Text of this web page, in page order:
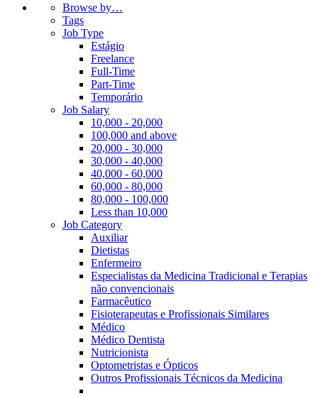
Browse by…
Tags
Job Type
Estágio
Freelance
Full-Time
Part-Time
Temporário
Job Salary
10,000 - 20,000
100,000 and above
20,000 - 30,000
30,000 - 40,000
40,000 - 60,000
60,000 - 80,000
80,000 - 100,000
Less than 10,000
Job Category
Auxiliar
Dietistas
Enfermeiro
Especialistas da Medicina Tradicional e Terapias
não convencionais
Farmacêutico
Fisioterapeutas e Profissionais Similares
Médico
Médico Dentista
Nutricionista
Optometristas e Ópticos
Outros Profissionais Técnicos da Medicina